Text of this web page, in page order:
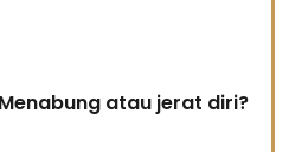
atau jerat diri?